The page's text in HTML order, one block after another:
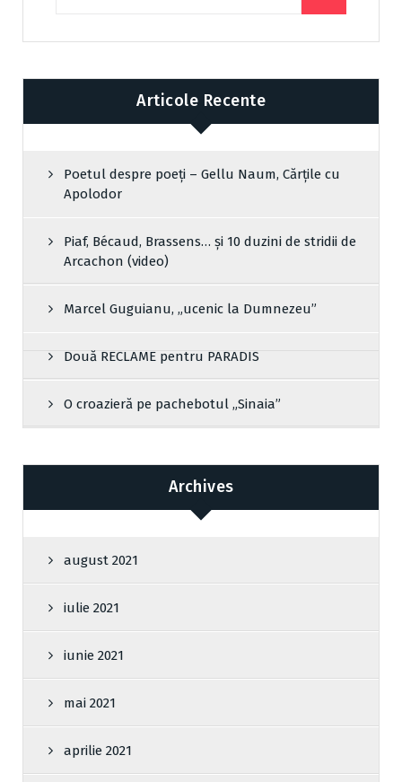
Articole Recente
Poetul despre poeți – Gellu Naum, Cărțile cu
Apolodor
Piaf, Bécaud, Brassens… și 10 duzini de stridii de
Arcachon (video)
Marcel Guguianu, „ucenic la Dumnezeu”
Două RECLAME pentru PARADIS
O croazieră pe pachebotul „Sinaia”
Archives
august 2021
iulie 2021
iunie 2021
mai 2021
aprilie 2021